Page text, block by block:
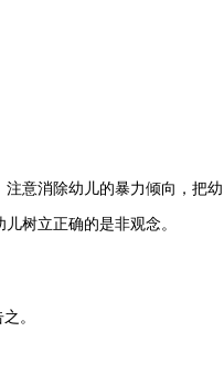
意消除幼儿的暴力倾向，把幼
树立正确的是非观念。
。